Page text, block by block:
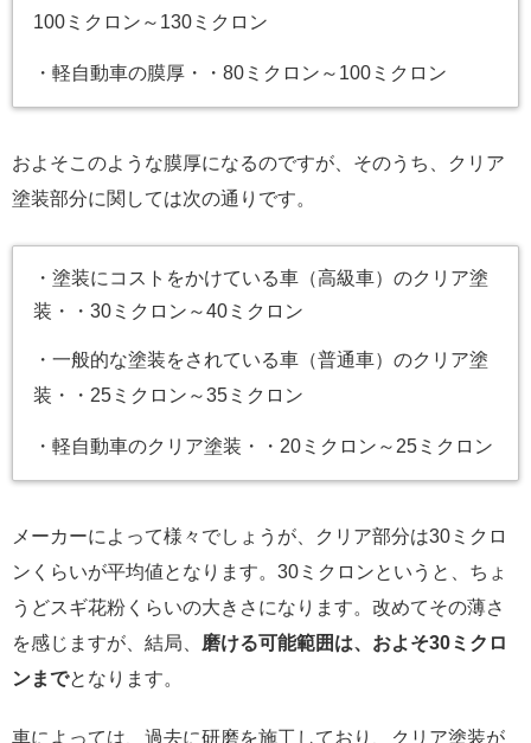
100ミクロン～130ミクロン
・軽自動車の膜厚・・80ミクロン～100ミクロン
およそこのような膜厚になるのですが、そのうち、クリア
塗装部分に関しては次の通りです。
・塗装にコストをかけている車（高級車）のクリア塗
装・・30ミクロン～40ミクロン
・一般的な塗装をされている車（普通車）のクリア塗
装・・25ミクロン～35ミクロン
・軽自動車のクリア塗装・・20ミクロン～25ミクロン
メーカーによって様々でしょうが、クリア部分は30ミクロ
ンくらいが平均値となります。30ミクロンというと、ちょ
うどスギ花粉くらいの大きさになります。改めてその薄さ
を感じますが、結局、 磨ける可能範囲は、およそ30ミクロ
ンまでとなります。
車によっては、過去に研磨を施工しており、クリア塗装が